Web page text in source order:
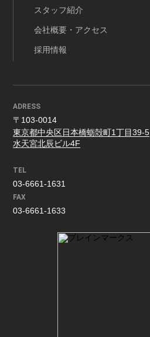
スタッフ紹介
会社概要・アクセス
採用情報
ADRESS
〒103-0014
東京都中央区日本橋蛎殻町1丁目39-5
水天宮北辰ビル4F
TEL
03-6661-1631
FAX
03-6661-1633